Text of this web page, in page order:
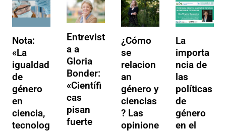
Nota:
«La
igualdad
de
género
en
ciencia,
tecnolog
Entrevist
a a
Gloria
Bonder:
«Científi
cas
pisan
fuerte
¿Cómo
se
relacion
an
género y
ciencias
? Las
opinione
La
importa
ncia de
las
políticas
de
género
en el